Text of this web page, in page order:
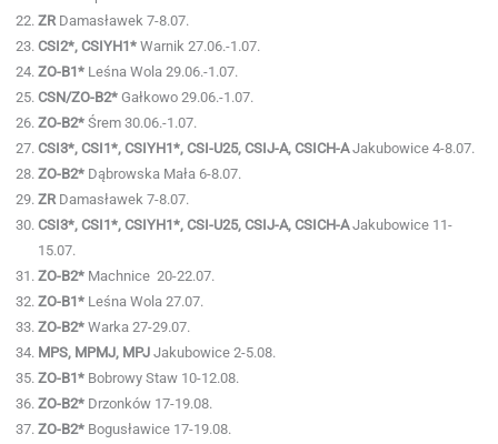
ZR Damasławek 7-8.07.
CSI2*, CSIYH1* Warnik 27.06.-1.07.
ZO-B1* Leśna Wola 29.06.-1.07.
CSN/ZO-B2* Gałkowo 29.06.-1.07.
ZO-B2* Śrem 30.06.-1.07.
CSI3*, CSI1*, CSIYH1*, CSI-U25, CSIJ-A, CSICH-AJakubowice 4-8.07.
ZO-B2* Dąbrowska Mała 6-8.07.
ZR Damasławek 7-8.07.
CSI3*, CSI1*, CSIYH1*, CSI-U25, CSIJ-A, CSICH-AJakubowice 11-
15.07.
ZO-B2* Machnice 20-22.07.
ZO-B1* Leśna Wola 27.07.
ZO-B2* Warka 27-29.07.
MPS, MPMJ, MPJ Jakubowice 2-5.08.
ZO-B1* Bobrowy Staw 10-12.08.
ZO-B2* Drzonków 17-19.08.
ZO-B2* Bogusławice 17-19.08.